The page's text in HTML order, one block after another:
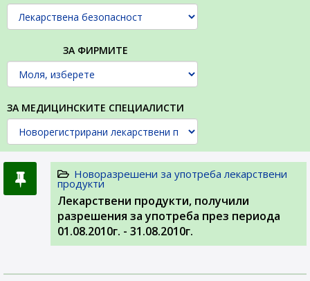
ЗА ФИРМИТЕ
ЗА МЕДИЦИНСКИТЕ СПЕЦИАЛИСТИ
Новоразрешени за употреба лекарствени
продукти
Лекарствени продукти, получили
разрешения за употреба през периода
01.08.2010г. - 31.08.2010г.